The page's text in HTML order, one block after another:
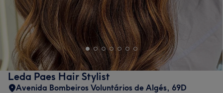
Leda Paes Hair Stylist
Avenida Bombeiros Voluntários de Algés, 69D